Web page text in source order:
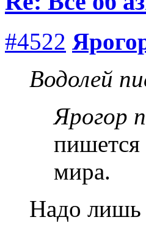
#4522
Водолей
Ярогор
мира.
Надо лишь